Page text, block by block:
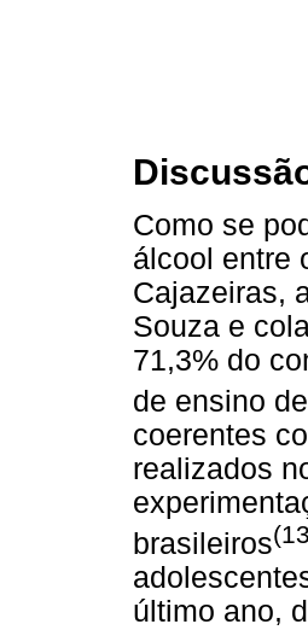
Como se
álcool entre
Cajazeiras,
Souza e
71,3% do
de ensino
coerentes
realizados
brasileiros
último ano,